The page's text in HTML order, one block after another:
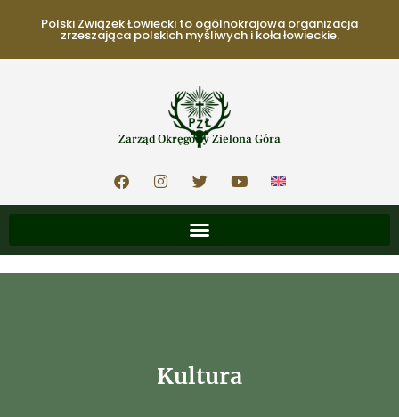
Polski Związek Łowiecki to ogólnokrajowa organizacja
zrzeszająca polskich myśliwych i koła łowieckie.
Zarząd Okręgowy Zielona Góra
Kultura